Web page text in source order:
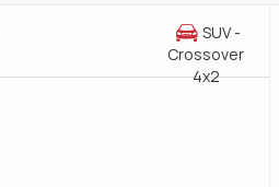
SUV -
Crossover
4x2